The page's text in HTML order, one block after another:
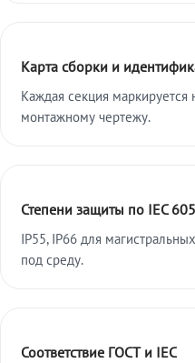
Карта сборки и
Каждая секция
монтажному чертежу.
Степени защиты по IEC
IP55, IP66 для
под среду.
Соответствие ГОСТ и IEC